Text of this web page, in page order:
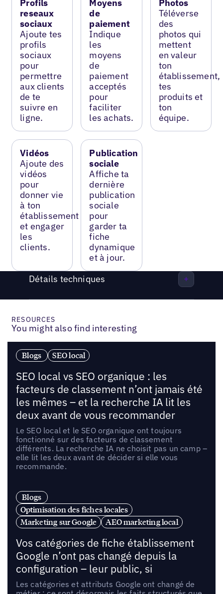
Profils
reseaux
sociaux
Ajoute tes
profils
sociaux
pour
permettre
aux clients
de te
suivre en
ligne.
Moyens
de
paiement
Indique
les
moyens
de
paiement
acceptés
pour
faciliter
les achats.
Photos
Téléverse
des
photos qui
mettent
en valeur
ton
établissement,
tes
produits et
ton
équipe.
Vidéos
Ajoute des
vidéos
pour
donner vie
à ton
établissement
et engager
les
clients.
Publication
sociale
Affiche ta
dernière
publication
sociale
pour
garder ta
fiche
dynamique
et à jour.
Détails techniques
RESOURCES
You might also find interesting
Blogs SEO local
SEO local vs SEO organique : les
facteurs de classement n’ont jamais été
les mêmes – et la recherche IA lit les
deux avant de vous recommander
Le SEO local et le SEO organique ont toujours
fonctionné sur des facteurs de classement
différents. La recherche IA ne choisit pas un camp –
elle lit les deux avant de décider si elle vous
recommande.
Blogs
Optimisation des fiches locales
Marketing sur Google
AEO marketing local
Vos catégories de fiche établissement
Google n’ont pas changé depuis la
configuration – leur public, si
Les catégories et attributs Google ont changé de